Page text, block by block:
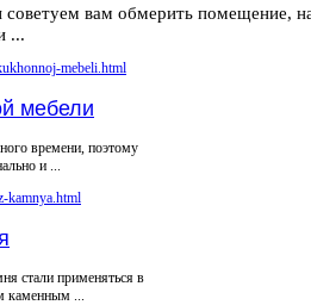
вам обмерить помещение,
...
мебели
времени, поэтому
и ...
стали применяться в
каменным ...